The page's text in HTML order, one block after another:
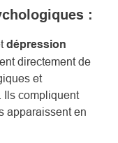
:
dépression
directement de
et
Ils compliquent
apparaissent en